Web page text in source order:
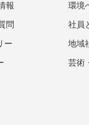
報
問
ー
環境
社員
地域
芸術